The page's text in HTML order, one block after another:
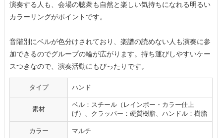
演奏する人も、会場の聴衆も自然と楽しい気持ちになれる明るい
カラーリングがポイントです。
音階別にベルが色分けされており、楽譜の読めない人も演奏に参
加できるのでグループの輪が広がります。持ち運びしやすいケー
スつきなので、演奏活動にもぴったりです。
タイプ ハンド
素材
ベル：スチール（レインボー・カラー仕上
げ）、クラッパー：硬質樹脂、ハンドル：樹脂
カラー マルチ